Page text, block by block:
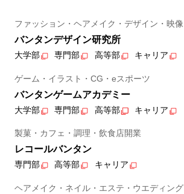
ファッション・ヘアメイク・デザイン・映像
バンタンデザイン研究所
大学部 専門部 高等部 キャリア
ゲーム・イラスト・CG・eスポーツ
バンタンゲームアカデミー
大学部 専門部 高等部 キャリア
製菓・カフェ・調理・飲食店開業
レコールバンタン
専門部 高等部 キャリア
ヘアメイク・ネイル・エステ・ウエディング